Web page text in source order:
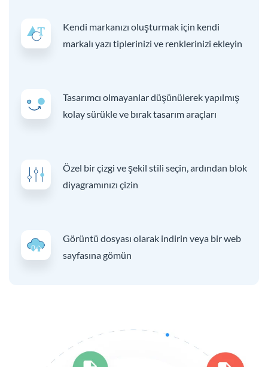
Kendi markanızı oluşturmak için kendi
markalı yazı tiplerinizi ve renklerinizi ekleyin
Tasarımcı olmayanlar düşünülerek yapılmış
kolay sürükle ve bırak tasarım araçları
Özel bir çizgi ve şekil stili seçin, ardından blok
diyagramınızı çizin
Görüntü dosyası olarak indirin veya bir web
sayfasına gömün